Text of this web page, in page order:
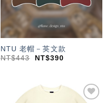
NTU 老帽－英文款
NT$443 NT$390